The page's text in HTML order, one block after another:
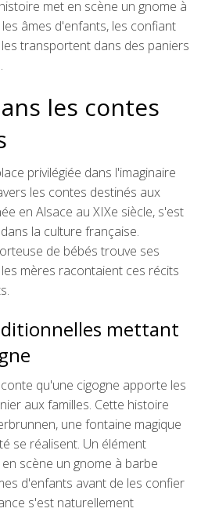
met en scène un gnome à
âmes d'enfants, les confiant
transportent dans des paniers
les contes
privilégiée dans l'imaginaire
les contes destinés aux
en Alsace au XIXe siècle, s'est
la culture française.
de bébés trouve ses
mères racontaient ces récits
mettant
qu'une cigogne apporte les
aux familles. Cette histoire
une fontaine magique
se réalisent. Un élément
scène un gnome à barbe
d'enfants avant de les confier
s'est naturellement